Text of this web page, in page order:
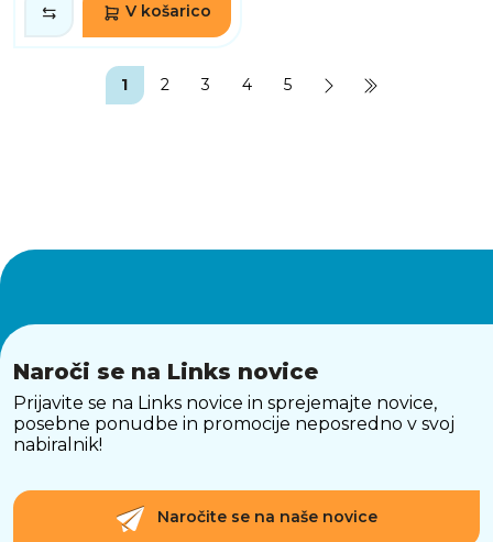
V košarico
1 2 3 4 5
Naroči se na Links novice
Prijavite se na Links novice in sprejemajte novice,
posebne ponudbe in promocije neposredno v svoj
nabiralnik!
Naročite se na naše novice